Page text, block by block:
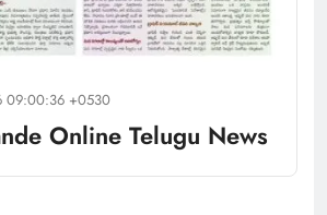
09:00:36 +0530
Online Telugu News